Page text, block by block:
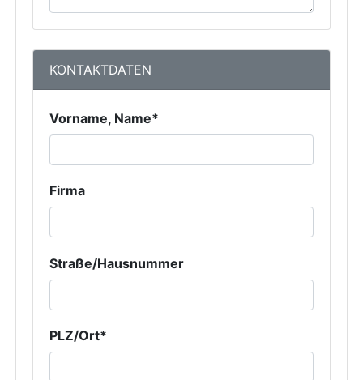
KONTAKTDATEN
Vorname, Name*
Firma
Straße/Hausnummer
PLZ/Ort*